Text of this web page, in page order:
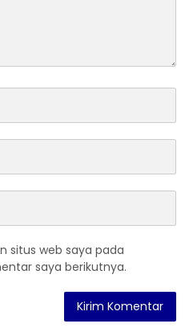
situs web saya pada
saya berikutnya.